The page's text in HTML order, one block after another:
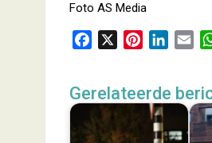
Foto AS Media
e
o
t
k
d
i
l
Gerelateerde